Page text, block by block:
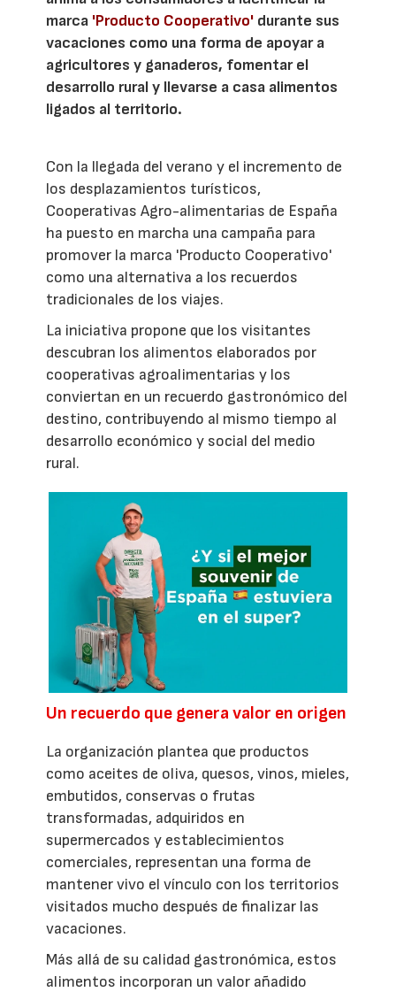
marca 'Producto Cooperativo' durante sus
vacaciones como una forma de apoyar a
agricultores y ganaderos, fomentar el
desarrollo rural y llevarse a casa alimentos
ligados al territorio.
Con la llegada del verano y el incremento de
los desplazamientos turísticos,
Cooperativas Agro-alimentarias de España
ha puesto en marcha una campaña para
promover la marca 'Producto Cooperativo'
como una alternativa a los recuerdos
tradicionales de los viajes.
La iniciativa propone que los visitantes
descubran los alimentos elaborados por
cooperativas agroalimentarias y los
conviertan en un recuerdo gastronómico del
destino, contribuyendo al mismo tiempo al
desarrollo económico y social del medio
rural.
Un recuerdo que genera valor en origen
La organización plantea que productos
como aceites de oliva, quesos, vinos, mieles,
embutidos, conservas o frutas
transformadas, adquiridos en
supermercados y establecimientos
comerciales, representan una forma de
mantener vivo el vínculo con los territorios
visitados mucho después de finalizar las
vacaciones.
Más allá de su calidad gastronómica, estos
alimentos incorporan un valor añadido